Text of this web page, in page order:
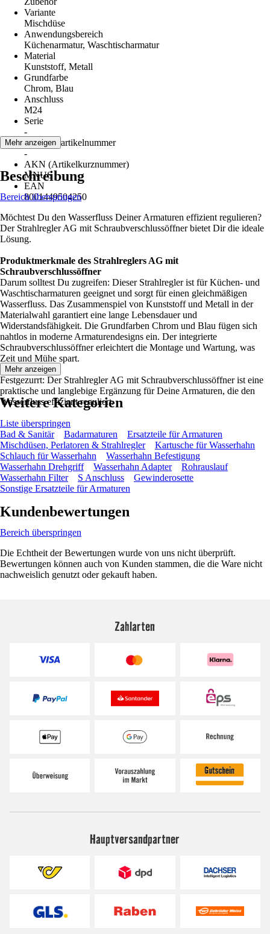
Variante
Mischdüse
Anwendungsbereich
Küchenarmatur, Waschtischarmatur
Material
Kunststoff, Metall
Grundfarbe
Chrom, Blau
Anschluss
M24
Serie
-
Herstellerartikelnummer
-
AKN (Artikelkurznummer)
MNUS
EAN
8001449504250
Mehr anzeigen
Beschreibung
Bereich überspringen
Möchtest Du den Wasserfluss Deiner Armaturen effizient regulieren?
Der Strahlregler AG mit Schraubverschlussöffner bietet Dir die ideale
Lösung.
Produktmerkmale des Strahlreglers AG mit
Schraubverschlussöffner
Darum solltest Du zugreifen: Dieser Strahlregler ist für Küchen- und
Waschtischarmaturen geeignet und sorgt für einen gleichmäßigen
Wasserfluss. Das Zusammenspiel von Kunststoff und Metall in der
Materialwahl garantiert eine lange Lebensdauer und
Widerstandsfähigkeit. Die Grundfarben Chrom und Blau fügen sich
nahtlos in moderne Armaturendesigns ein. Der integrierte
Schraubverschlussöffner erleichtert die Montage und Wartung, was
Zeit und Mühe spart.
Festgezurrt: Der Strahlregler AG mit Schraubverschlussöffner ist eine
praktische und langlebige Ergänzung für Deine Armaturen, die den
Wasserfluss effizient reguliert.
Mehr anzeigen
Weitere Kategorien
Liste überspringen
Bad & Sanitär
Badarmaturen
Ersatzteile für Armaturen
Mischdüsen, Perlatoren & Strahlregler
Kartusche für Wasserhahn
Schlauch für Wasserhahn
Wasserhahn Befestigung
Wasserhahn Drehgriff
Wasserhahn Adapter
Rohrauslauf
Wasserhahn Filter
S Anschluss
Gewinderosette
Sonstige Ersatzteile für Armaturen
Kundenbewertungen
Bereich überspringen
Die Echtheit der Bewertungen wurde von uns nicht überprüft.
Bewertungen können auch von Kunden stammen, die die Ware nicht
nachweislich genutzt oder gekauft haben.
Zahlarten
Hauptversandpartner